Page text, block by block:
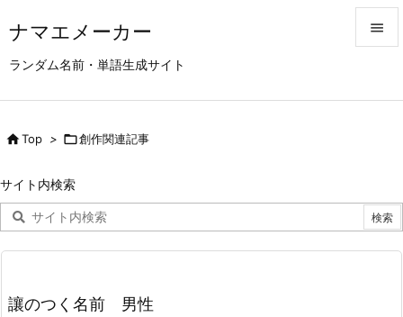
ナマエメーカー
ランダム名前・単語生成サイト


次へ

Top > 創作関連記事
サイト内検索
讓のつく名前 男性